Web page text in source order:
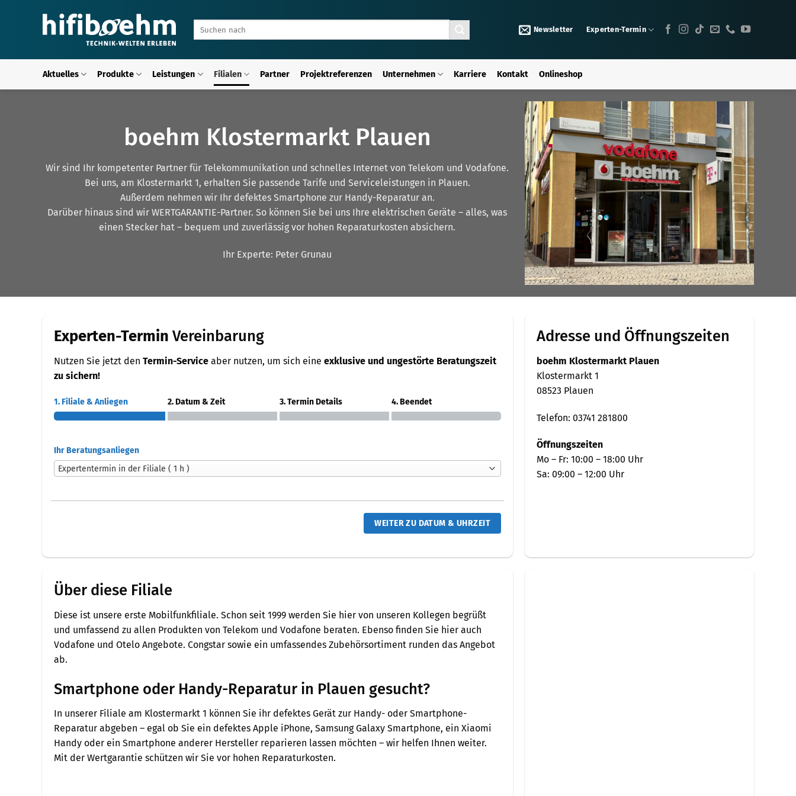
Newsletter Experten-Termin
Aktuelles Produkte Leistungen Filialen Partner Projektreferenzen Unternehmen Karriere Kontakt Onlineshop
boehm Klostermarkt Plauen
Wir sind Ihr kompetenter Partner für Telekommunikation und schnelles Internet von Telekom und Vodafone.
Bei uns, am Klostermarkt 1, erhalten Sie passende Tarife und Serviceleistungen in Plauen.
Außerdem nehmen wir Ihr defektes Smartphone zur Handy-Reparatur an.
Darüber hinaus sind wir WERTGARANTIE-Partner. So können Sie bei uns Ihre elektrischen Geräte – alles, was
einen Stecker hat – bequem und zuverlässig vor hohen Reparaturkosten absichern.
Ihr Experte: Peter Grunau
Experten-Termin Vereinbarung
Nutzen Sie jetzt den Termin-Serviceaber nutzen, um sich eine exklusive und ungestörte Beratungszeit
zu sichern!
1. Filiale & Anliegen 2. Datum & Zeit 3. Termin Details 4. Beendet
Ihr Beratungsanliegen
WEITER ZU DATUM & UHRZEIT
Adresse und Öffnungszeiten
boehm Klostermarkt Plauen
Klostermarkt 1
08523 Plauen
Telefon: 03741 281800
Öffnungszeiten
Mo – Fr: 10:00 – 18:00 Uhr
Sa: 09:00 – 12:00 Uhr
Über diese Filiale
Diese ist unsere erste Mobilfunkfiliale. Schon seit 1999 werden Sie hier von unseren Kollegen begrüßt
und umfassend zu allen Produkten von Telekom und Vodafone beraten. Ebenso finden Sie hier auch
Vodafone und Otelo Angebote. Congstar sowie ein umfassendes Zubehörsortiment runden das Angebot
ab.
Smartphone oder Handy-Reparatur in Plauen gesucht?
In unserer Filiale am Klostermarkt 1 können Sie ihr defektes Gerät zur Handy- oder Smartphone-
Reparatur abgeben – egal ob Sie ein defektes Apple iPhone, Samsung Galaxy Smartphone, ein Xiaomi
Handy oder ein Smartphone anderer Hersteller reparieren lassen möchten – wir helfen Ihnen weiter.
Mit der Wertgarantie schützen wir Sie vor hohen Reparaturkosten.